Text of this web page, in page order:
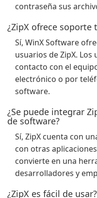
contraseña sus
¿ZipX ofrece soporte
Sí, WinX Software
usuarios de ZipX.
contacto con el
electrónico o por
software.
¿Se puede integrar
de software?
Sí, ZipX cuenta con
con otras
convierte en una
desarrolladores y
¿ZipX es fácil de usar?